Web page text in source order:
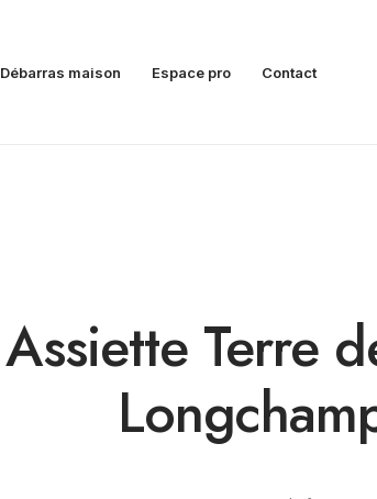
Débarras maison Espace pro Contact
Assiette Terre